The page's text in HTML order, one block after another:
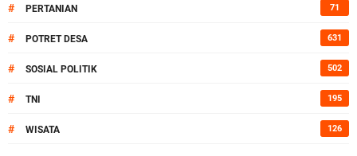
# PERTANIAN 71
# POTRET DESA 631
# SOSIAL POLITIK 502
# TNI 195
# WISATA 126